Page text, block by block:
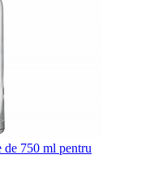
de 750 ml pentru